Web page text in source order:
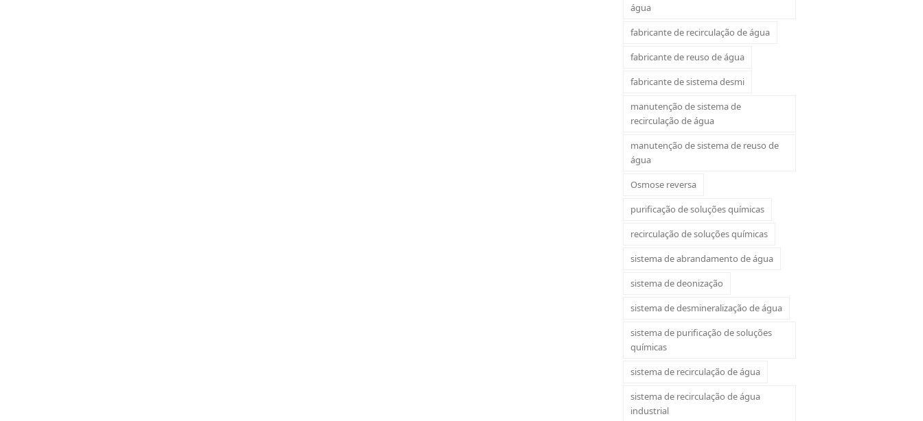
água
fabricante de recirculação de água
fabricante de reuso de água
fabricante de sistema desmi
manutenção de sistema de
recirculação de água
manutenção de sistema de reuso de
água
Osmose reversa
purificação de soluções químicas
recirculação de soluções químicas
sistema de abrandamento de água
sistema de deonização
sistema de desmineralização de água
sistema de purificação de soluções
químicas
sistema de recirculação de água
sistema de recirculação de água
industrial